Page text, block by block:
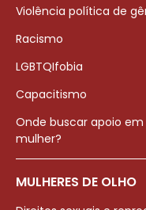
Violência política de
Racismo
LGBTQIfobia
Capacitismo
Onde buscar apoio
mulher?
MULHERES DE OLHO